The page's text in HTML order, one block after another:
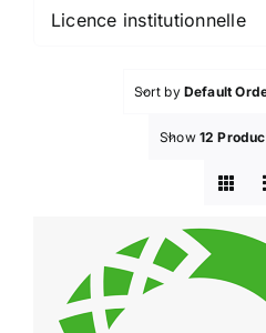
Licence institutionnelle
Sort by Default
Show 12